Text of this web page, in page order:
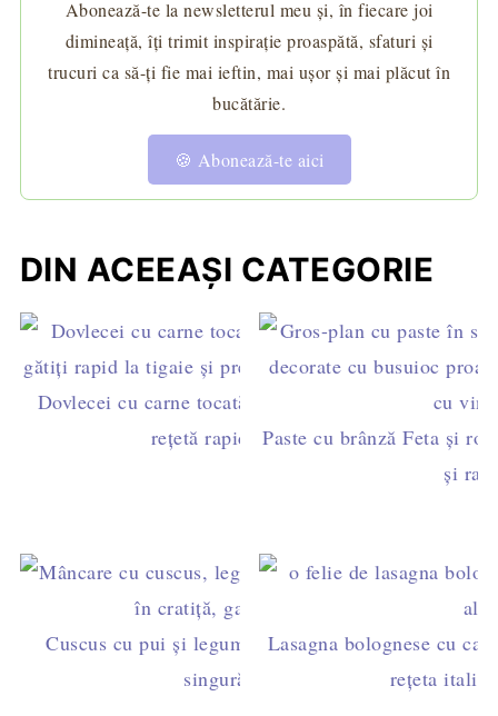
Abonează-te la newsletterul meu și, în fiecare joi
dimineață, îți trimit inspirație proaspătă, sfaturi și
trucuri ca să-ți fie mai ieftin, mai ușor și mai plăcut în
bucătărie.
🍪 Abonează-te aici
DIN ACEEAȘI CATEGORIE
Dovlecei cu carne tocată de pui în sos de roșii -
rețetă rapidă la tigaiePaste cu brânză Feta și
și
Cuscus cu pui și legume – rețeta rapidă într-o
singură tigaie
Lasagna bolognese cu
rețeta